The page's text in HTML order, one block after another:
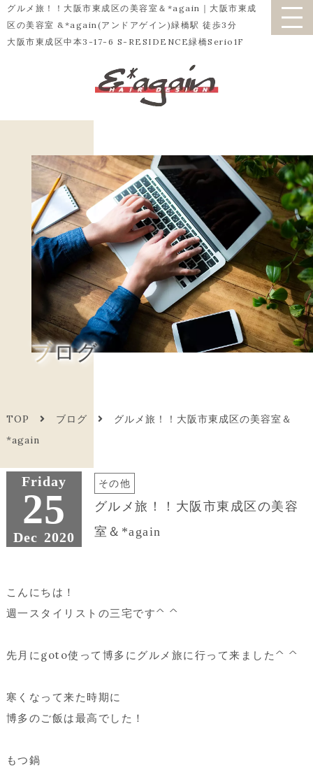
グルメ旅！！大阪市東成区の美容室＆*again｜大阪市東成
区の美容室 &*again(アンドアゲイン)緑橋駅 徒歩3分
大阪市東成区中本3-17-6 S-RESIDENCE緑橋Serio1F
ブログ
TOP ブログ
グルメ旅！！大阪市東成区の美容室＆
*again
Friday
25
Dec 2020
その他
グルメ旅！！大阪市東成区の美容
室＆*again
こんにちは！
週一スタイリストの三宅です^ ^
先月にgoto使って博多にグルメ旅に行って来ました^ ^
寒くなって来た時期に
博多のご飯は最高でした！
もつ鍋